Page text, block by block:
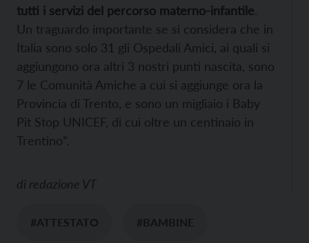
tutti i servizi del percorso materno-infantile.
Un traguardo importante se si considera che in
Italia sono solo 31 gli Ospedali Amici, ai quali si
aggiungono ora altri 3 nostri punti nascita, sono
7 le Comunità Amiche a cui si aggiunge ora la
Provincia di Trento, e sono un migliaio i Baby
Pit Stop UNICEF, di cui oltre un centinaio in
Trentino”.
di redazione VT
#ATTESTATO #BAMBINE